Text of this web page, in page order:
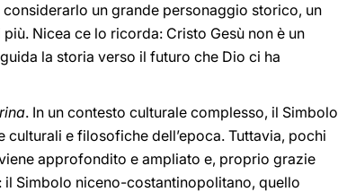
un grande personaggio storico, un
Nicea ce lo ricorda: Cristo Gesù non è un
la storia verso il futuro che Dio ci ha
. In un contesto culturale complesso, il Simbolo
e filosofiche dell’epoca. Tuttavia, pochi
approfondito e ampliato e, proprio grazie
Simbolo niceno-costantinopolitano, quello